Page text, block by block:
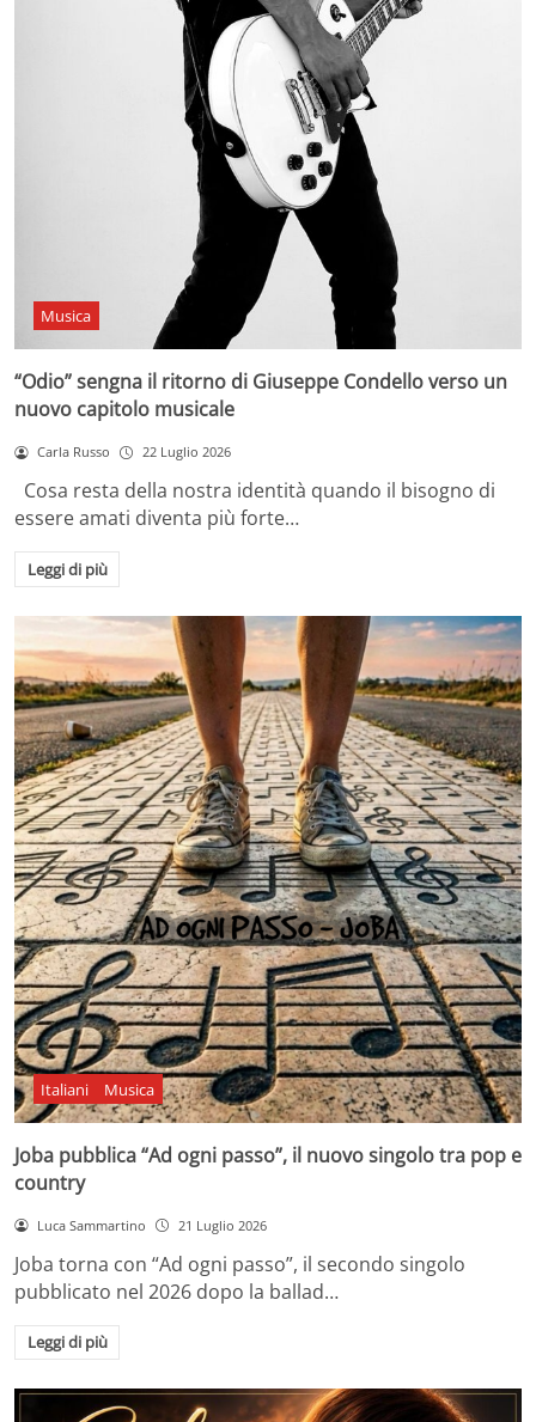
Musica
“Odio” sengna il ritorno di Giuseppe Condello verso un
nuovo capitolo musicale
Carla Russo 22 Luglio 2026
Cosa resta della nostra identità quando il bisogno di
essere amati diventa più forte…
Leggi di più
Italiani Musica
Joba pubblica “Ad ogni passo”, il nuovo singolo tra pop e
country
Luca Sammartino 21 Luglio 2026
Joba torna con “Ad ogni passo”, il secondo singolo
pubblicato nel 2026 dopo la ballad…
Leggi di più